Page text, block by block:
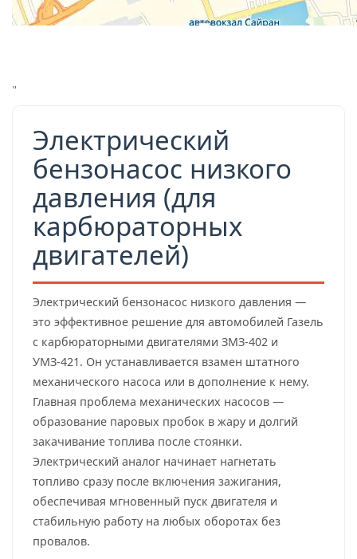
"
Электрический
бензонасос низкого
давления (для
карбюраторных
двигателей)
Электрический бензонасос низкого давления —
это эффективное решение для автомобилей Газель
с карбюраторными двигателями ЗМЗ-402 и
УМЗ-421. Он устанавливается взамен штатного
механического насоса или в дополнение к нему.
Главная проблема механических насосов —
образование паровых пробок в жару и долгий
закачивание топлива после стоянки.
Электрический аналог начинает нагнетать
топливо сразу после включения зажигания,
обеспечивая мгновенный пуск двигателя и
стабильную работу на любых оборотах без
провалов.